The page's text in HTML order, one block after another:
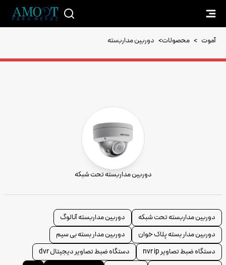
آموت > محصولات> دوربین مداربسته
دوربین مداربسته تحت شبکه
دوربین مداربسته تحت شبکه
دوربین مداربسته آنالوگ
دوربین مدار بسته پلاک خوان
دوربین مدار بسته بی سیم
دستگاه ضبط تصاویر nvr ip
دستگاه ضبط تصاویر دیجیتال dvr